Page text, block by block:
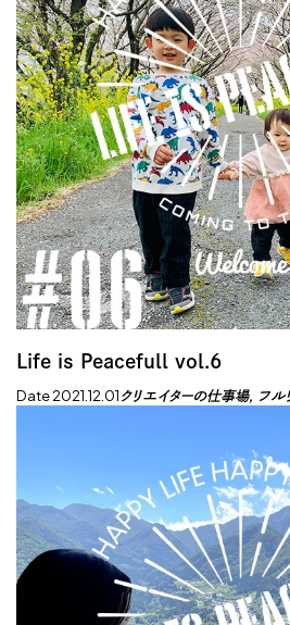
MUSIC
クリエイターの
子育てと仕事
Life is Peacefull vol.6
Date 2021.12.01クリエイターの仕事場 フル